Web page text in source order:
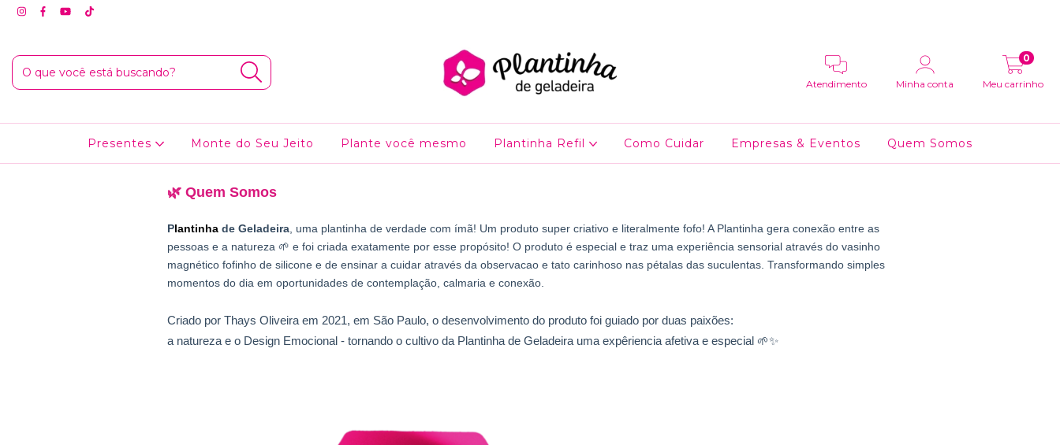
Atendimento Minha conta Meu carrinho
0
Presentes Monte do Seu Jeito Plante você mesmo Plantinha Refil Como Cuidar Empresas & Eventos Quem Somos
🌿 Quem Somos
Plantinha de Geladeira , uma plantinha de verdade com ímã! Um produto super criativo e literalmente fofo! A Plantinha gera conexão entre as
pessoas e a natureza 🌱 e foi criada exatamente por esse propósito! O produto é especial e traz uma experiência sensorial através do vasinho
magnético fofinho de silicone e de ensinar a cuidar através da observacao e tato carinhoso nas pétalas das suculentas. Transformando simples
momentos do dia em oportunidades de contemplação, calmaria e conexão.
Criado por Thays Oliveira em 2021, em São Paulo, o desenvolvimento do produto foi guiado por duas paixões:
a natureza e o Design Emocional - tornando o cultivo da Plantinha de Geladeira uma expêriencia afetiva e especial 🌱✨